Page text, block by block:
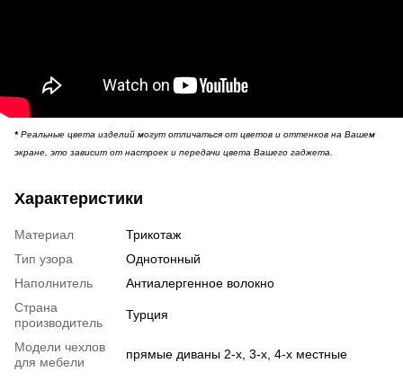
*Реальные цвета изделий могут отличаться от цветов и оттенков на Вашем
экране, это зависит от настроек и передачи цвета Вашего гаджета.
Характеристики
Материал
Трикотаж
Тип узора
Однотонный
Наполнитель
Антиалергенное волокно
Страна
производитель
Турция
Модели чехлов
для мебели
прямые диваны 2-х, 3-х, 4-х местные